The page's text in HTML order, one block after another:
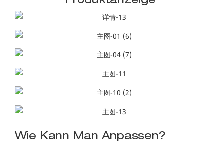
Wie Kann Man Anpassen?